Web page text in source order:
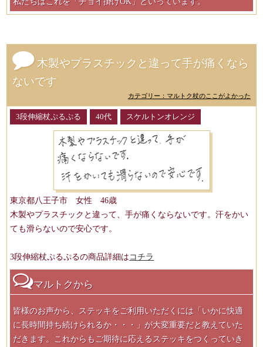
木製やプラスチックと違って手が痛くなら
ないです
カテゴリー：マルトク杖のここがよかった
3段伸縮杖ぷるぷる 40代 スケルトンオレンジ
東京都八王子市 女性 46歳
木製やプラスチックと違って、手が痛くならないです。汗をかい
ても滑らないので安心です。
3段伸縮杖ぷるぷるの商品詳細はコチラ
マルトクから
皆様のお声から、ステッキをご利用いただくには「いかに快適
に長時間持ち続けられるか・・・」が大変重要だと教えていた
だきます。これからもご期待に応えるステッキをつくっていき